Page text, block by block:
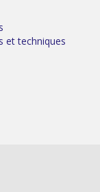
et techniques